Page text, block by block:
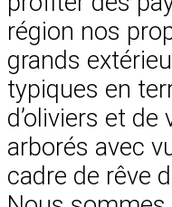
région nos
grands
typiques en
d’oliviers et de
arborés avec
cadre de rêve